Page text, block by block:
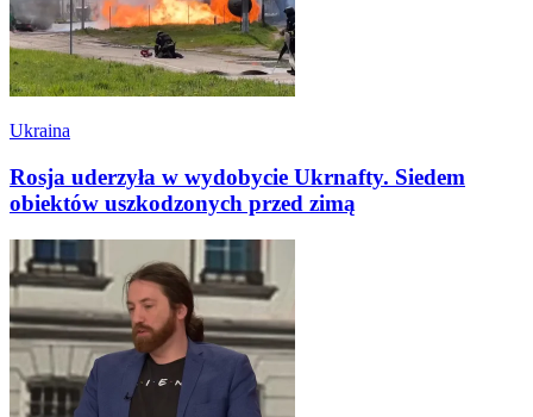
Ukraina
Rosja uderzyła w wydobycie Ukrnafty. Siedem
obiektów uszkodzonych przed zimą